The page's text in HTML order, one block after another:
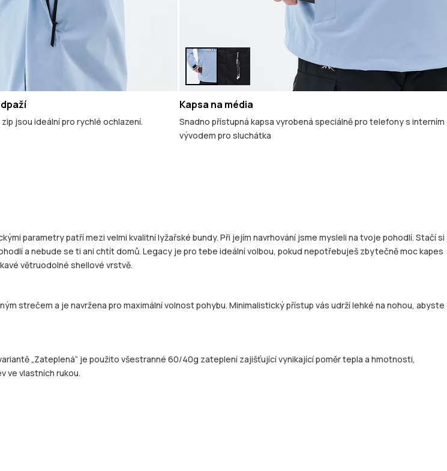
jsou ideální pro rychlé ochlazení.
Kapsa na média
Snadno přístupná kapsa vyrobená speciálně pro telefony s interním
vývodem pro sluchátka
parametry patří mezi velmi kvalitní lyžařské bundy. Při jejím navrhování jsme mysleli na tvoje pohodlí. Stačí si
a nebude se ti ani chtít domů. Legacy je pro tebe ideální volbou, pokud nepotřebuješ zbytečně moc kapes
větruodolné shellové vrstvě.
strečem a je navržena pro maximální volnost pohybu. Minimalistický přístup vás udrží lehké na nohou, abyste
„Zateplená“ je použito všestranné 60/40g zateplení zajišťující vynikající poměr tepla a hmotnosti,
ve vlastních rukou.